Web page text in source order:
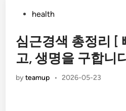
Postedhealth
심근경색 총정리 [
고, 생명을 구합니
byteamup • 2026-05-23